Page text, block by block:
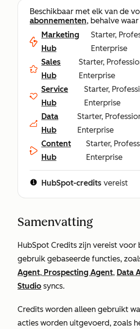
Beschikbaar met elk van de
abonnementen, behalve
Marketing
Hub
Starter,
Enterprise
Sales
Hub
Starter,
Enterprise
Service
Hub
Starter,
Enterprise
Data
Hub
Starter,
Enterprise
Content
Hub
Starter,
Enterprise
HubSpot-credits vereist
Samenvatting
HubSpot Credits zijn vereist voor
gebruik gebaseerde functies,
Agent, Prospecting Agent, Data
Studio syncs.
Credits worden alleen gebruikt
acties worden uitgevoerd, zoals